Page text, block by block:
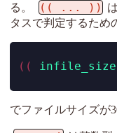
る。
(( ... ))
タスで判定するため
(( infile_size
でファイルサイズが